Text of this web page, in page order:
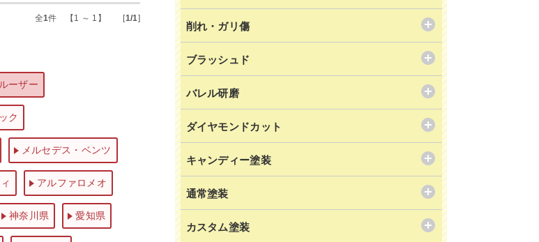
全1件 【1 ～ 1】 [1/1]
ーザー
ク
メルセデス・ベンツ
アルファロメオ
神奈川県 愛知県
削れ・ガリ傷
ブラッシュド
バレル研磨
ダイヤモンドカット
キャンディー塗装
通常塗装
カスタム塗装